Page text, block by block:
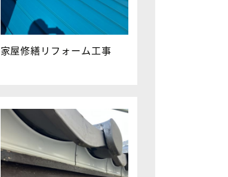
家屋修繕リフォーム工事